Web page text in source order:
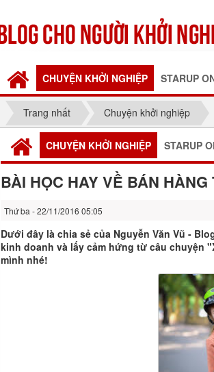
CHUYỆN KHỞI NGHIỆP STARUP
Trang nhất Chuyện khởi nghiệp
CHUYỆN KHỞI NGHIỆP STARUP
BÀI HỌC HAY VỀ BÁN
Thứ ba - 22/11/2016 05:05
Dưới đây là chia sẻ của Nguyễn Văn Vũ -
kinh doanh và lấy cảm hứng từ câu chuyện
mình nhé!